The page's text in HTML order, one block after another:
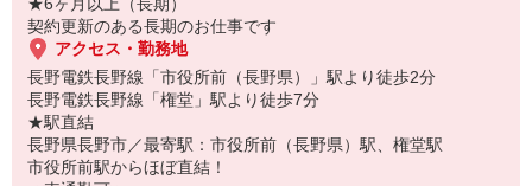
契約更新のある長期のお仕事です
アクセス・勤務地
長野電鉄長野線「市役所前（長野県）」駅より徒歩2分
長野電鉄長野線「権堂」駅より徒歩7分
★駅直結
長野県長野市／最寄駅：市役所前（長野県）駅、権堂駅
市役所前駅からほぼ直結！